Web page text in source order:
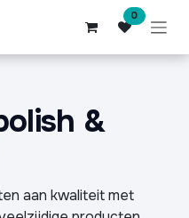
0
&
aan kwaliteit met